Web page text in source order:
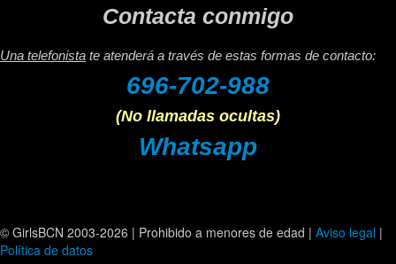
Contacta conmigo
Una telefonista te atenderá a través de estas formas de contacto:
696-702-988
(No llamadas ocultas)
Whatsapp
© GirlsBCN 2003-2026 | Prohibido a menores de edad | Aviso legal |
Política de datos